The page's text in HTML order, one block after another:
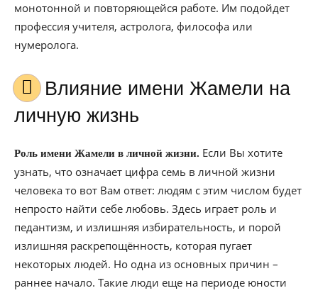
монотонной и повторяющейся работе. Им подойдет
профессия учителя, астролога, философа или
нумеролога.
Влияние имени Жамели на
личную жизнь
Роль имени Жамели в личной жизни. Если Вы хотите
узнать, что означает цифра семь в личной жизни
человека то вот Вам ответ: людям с этим числом будет
непросто найти себе любовь. Здесь играет роль и
педантизм, и излишняя избирательность, и порой
излишняя раскрепощённость, которая пугает
некоторых людей. Но одна из основных причин –
раннее начало. Такие люди еще на периоде юности